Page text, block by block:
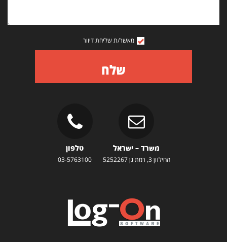
מאשר/ת שליחת דיוור
שלח
משרד – ישראל
החילזון 3, רמת גן 5252267
טלפון
03-5763100